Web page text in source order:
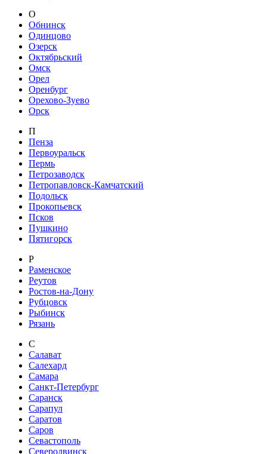
О
Обнинск
Одинцово
Озерск
Октябрьский
Омск
Орел
Оренбург
Орехово-Зуево
Орск
П
Пенза
Первоуральск
Пермь
Петрозаводск
Петропавловск-Камчатский
Подольск
Прокопьевск
Псков
Пушкино
Пятигорск
Р
Раменское
Реутов
Ростов-на-Дону
Рубцовск
Рыбинск
Рязань
С
Салават
Салехард
Самара
Санкт-Петербург
Саранск
Сарапул
Саратов
Саров
Севастополь
Северодвинск